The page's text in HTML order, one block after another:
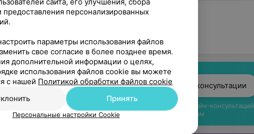
Гомель, пр-т Октября, 46, пом. 3
Вы владелец? Подключить онлайн-консультации
Начните оказывать услуги онлайн-консультаций
вашим пациентам
предоставления персонализированных
параметры использования файлов
свое согласие в более позднее время.
дополнительной информации о целях,
использования файлов cookie вы можете
с нашей Политикой обработки файлов cookie
Принять
Персональные настройки Cookie